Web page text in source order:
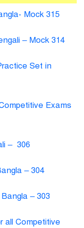
Mock 315
– Mock 314
Set in
Exams
– 306
– 304
– 303
all Competitive